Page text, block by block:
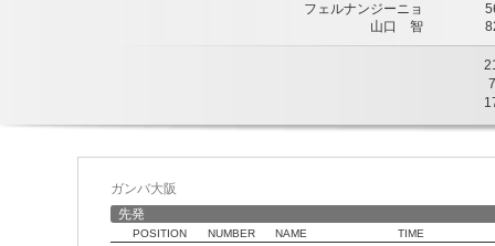
フェルナンジーニョ
山口 智
7
ガンバ大阪
先発
POSITION NUMBER NAME TIME